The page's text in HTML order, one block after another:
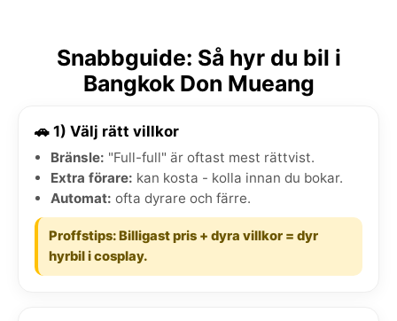
Snabbguide: Så hyr du bil i
Bangkok Don Mueang
🚗 1) Välj rätt villkor
Bränsle: "Full-full" är oftast mest rättvist.
Extra förare: kan kosta - kolla innan du bokar.
Automat: ofta dyrare och färre.
Proffstips: Billigast pris + dyra villkor = dyr
hyrbil i cosplay.